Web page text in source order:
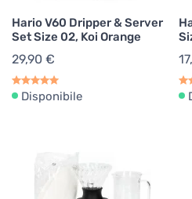
Hario V60 Dripper & Server
Set Size 02, Koi Orange
29,90 €
Disponibile